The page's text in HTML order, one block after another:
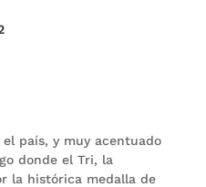
país, y muy acentuado
donde el Tri, la
la histórica medalla de